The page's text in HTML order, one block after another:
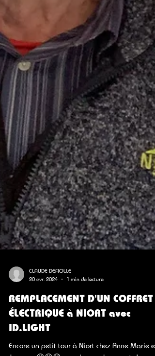
CLAUDE DEFIOLLE
20 avr. 2024
1 min de lecture
ÉLECTRIQUE à NIORT avec